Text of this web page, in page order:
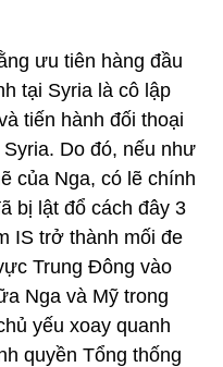
ưu tiên hàng đầu
tại Syria là cô lập
tiến hành đối thoại
Do đó, nếu như
của Nga, có lẽ chính
bị lật đổ cách đây 3
IS trở thành mối đe
Trung Đông vào
Nga và Mỹ trong
yếu xoay quanh
quyền Tổng thống